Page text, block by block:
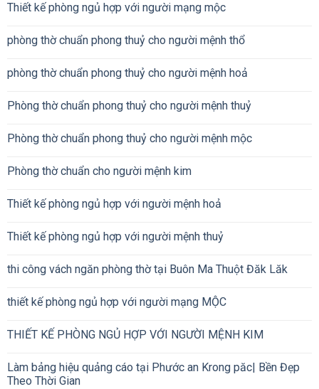
Thiết kế phòng ngủ hợp với người mạng mộc
phòng thờ chuẩn phong thuỷ cho người mệnh thổ
phòng thờ chuẩn phong thuỷ cho người mệnh hoả
Phòng thờ chuẩn phong thuỷ cho người mệnh thuỷ
Phòng thờ chuẩn phong thuỷ cho người mệnh mộc
Phòng thờ chuẩn cho người mệnh kim
Thiết kế phòng ngủ hợp với người mệnh hoả
Thiết kế phòng ngủ hợp với người mệnh thuỷ
thi công vách ngăn phòng thờ tại Buôn Ma Thuột Đăk Lăk
thiết kế phòng ngủ hợp với người mạng MỘC
THIẾT KẾ PHÒNG NGỦ HỢP VỚI NGƯỜI MỆNH KIM
Làm bảng hiệu quảng cáo tại Phước an Krong păc| Bền Đẹp
Theo Thời Gian